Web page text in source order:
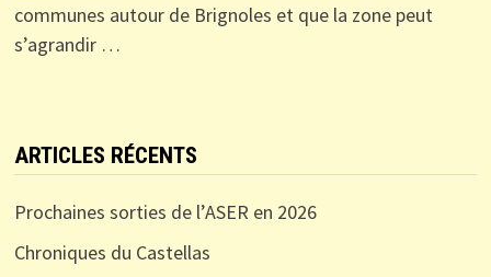
communes autour de Brignoles et que la zone peut
s’agrandir …
ARTICLES RÉCENTS
Prochaines sorties de l’ASER en 2026
Chroniques du Castellas